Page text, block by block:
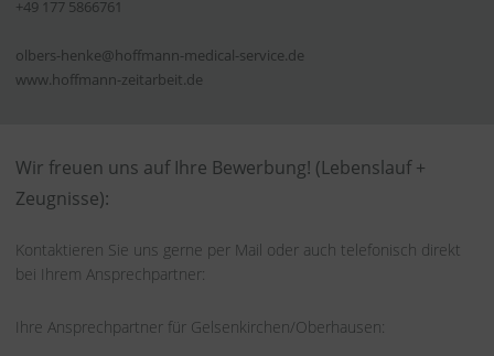
+49 177 5866761
olbers-henke@hoffmann-medical-service.de
www.hoffmann-zeitarbeit.de
Wir freuen uns auf Ihre Bewerbung! (Lebenslauf +
Zeugnisse):
Kontaktieren Sie uns gerne per Mail oder auch telefonisch direkt
bei Ihrem Ansprechpartner:
Ihre Ansprechpartner für Gelsenkirchen/Oberhausen: